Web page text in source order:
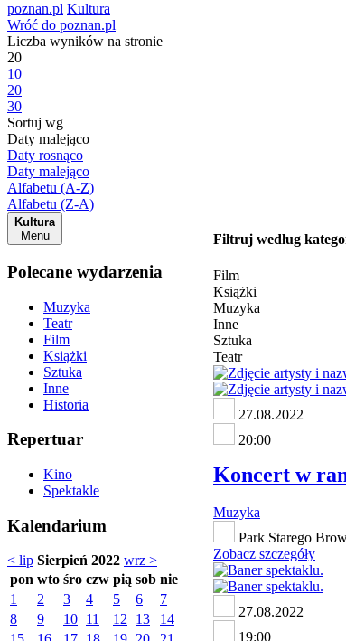
poznan.pl Kultura
Wróć do poznan.pl
Liczba wyników na stronie
20
10
20
30
Sortuj wg
Daty malejąco
Daty rosnąco
Daty malejąco
Alfabetu (A-Z)
Alfabetu (Z-A)
Kultura
Menu
Polecane wydarzenia
Muzyka
Teatr
Film
Książki
Sztuka
Inne
Historia
Repertuar
Kino
Spektakle
Kalendarium
< lip Sierpień 2022 wrz >
pon wto śro czw pią sob nie
1
2 3 4 5 6
7
8
9 10 11 12 13
14
Filtruj według
Film
Książki
Muzyka
Inne
Sztuka
Teatr
27.08.2022
20:00
Koncert w
Muzyka
Park Starego
Zobacz szczegóły
27.08.2022
19:00